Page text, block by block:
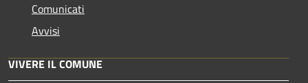
Comunicati
Avvisi
VIVERE IL COMUNE